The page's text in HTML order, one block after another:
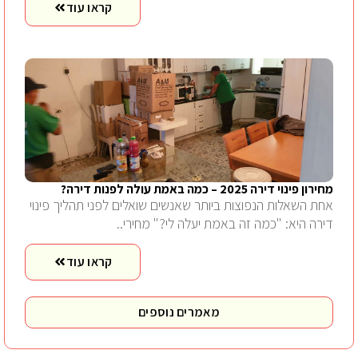
קראו עוד
מחירון פינוי דירה 2025 – כמה באמת עולה לפנות דירה?
אחת השאלות הנפוצות ביותר שאנשים שואלים לפני תהליך פינוי
דירה היא: "כמה זה באמת יעלה לי?" מחירי..
קראו עוד
מאמרים נוספים